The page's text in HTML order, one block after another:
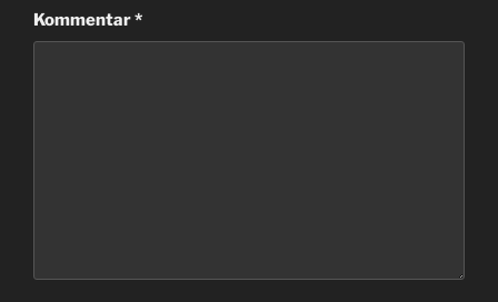
Kommentar*